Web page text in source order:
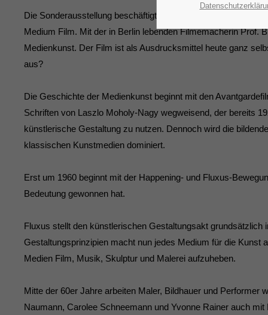
Die Sonderausstellung beschäftigte sich mit einem
Medium Film. Mit der in Berlin lebenden Filmemacherin Prof.
Medienkunst. Der Film ist als Ausdrucksmittel heute ganz
aus?
Die Geschichte der Medienkunst beginnt mit den
Schriften von Laszlo Moholy-Nagy wegweisend, der bereits
künstlerische Gestaltung zu nutzen. Dennoch wird die
klassischen Kunstmedien dominiert.
Erst um 1960 beginnt mit der Happening- und Fluxus-
Bedeutung gewonnen hat.
Fluxus stellt den künstlerischen Gestaltungsakt
Gestaltungsprinzipien macht nun jedes Medium für die
Medien Film, Musik, Skulptur und Malerei aufzuheben.
Mitte der 60er Jahre arbeiten Maler, Bildhauer und
Naumann, Carolee Schneemann und Yvonne Rainer auch